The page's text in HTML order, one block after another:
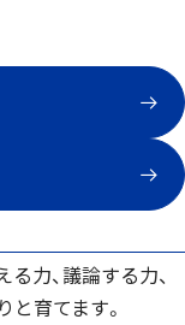
力、議論する力、
と育てます。